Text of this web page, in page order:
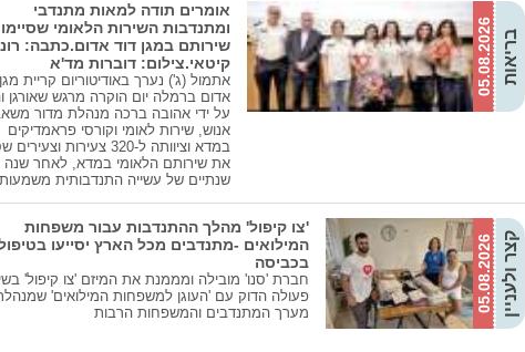
05.08.2026 בריאות
אומרים תודה למאות מתנדבי
ומתנדבות השירות הלאומי
שירותם במגן דוד אדום.כתבה:
קיטאי.צילום: דוברות מד'א
אתמול (ג') נערך באודיטוריום קריית
אדום ברמלה יום הוקרה מרגש שאורגן
על ידי אהובה ברכה מנהלת מדור
אנוש, שירות לאומי וקורסי פראמדיקים
במדא וציוותה ל-320 צעירות
את שירותם הלאומי במדא, לאחר שנה
שנתיים של עשייה התנדבותית
05.08.2026קצר ולעניין
'צו קיפול' מהלך ההתנדבות עבור משפחות
המילואים -מתנדבים מכל הארץ יסייעו
בכביסה
חברת 'סנו' מובילה ומממנת את המיזם 'צו קיפול'
פעולה הדוק עם 'העוגן למשפחות המילואים'
מערך המתנדבים והמשפחות הרבות